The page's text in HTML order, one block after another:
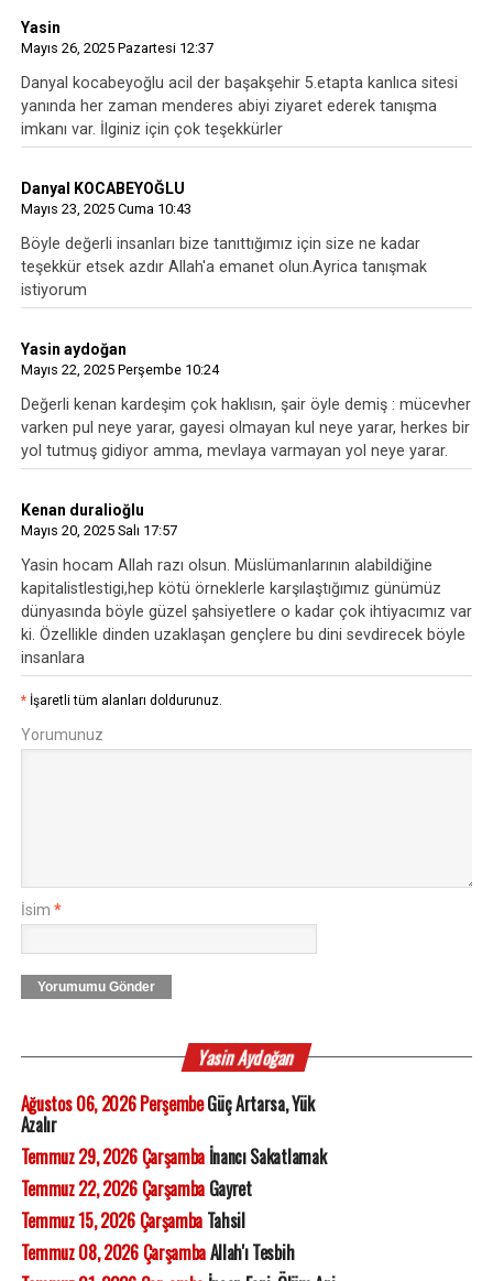
Yasin
Mayıs 26, 2025 Pazartesi 12:37
Danyal kocabeyoğlu acil der başakşehir 5.etapta kanlıca sitesi
yanında her zaman menderes abiyi ziyaret ederek tanışma
imkanı var. İlginiz için çok teşekkürler
Danyal KOCABEYOĞLU
Mayıs 23, 2025 Cuma 10:43
Böyle değerli insanları bize tanıttığımız için size ne kadar
teşekkür etsek azdır Allah'a emanet olun.Ayrica tanışmak
istiyorum
Yasin aydoğan
Mayıs 22, 2025 Perşembe 10:24
Değerli kenan kardeşim çok haklısın, şair öyle demiş : mücevher
varken pul neye yarar, gayesi olmayan kul neye yarar, herkes bir
yol tutmuş gidiyor amma, mevlaya varmayan yol neye yarar.
Kenan duralioğlu
Mayıs 20, 2025 Salı 17:57
Yasin hocam Allah razı olsun. Müslümanlarının alabildiğine
kapitalistlestigi,hep kötü örneklerle karşılaştığımız günümüz
dünyasında böyle güzel şahsiyetlere o kadar çok ihtiyacımız var
ki. Özellikle dinden uzaklaşan gençlere bu dini sevdirecek böyle
insanlara
* İşaretli tüm alanları doldurunuz.
Yorumunuz
İsim *
Yorumumu Gönder
Yasin Aydoğan
Ağustos 06, 2026 PerşembeGüç Artarsa, Yük
Azalır
Temmuz 29, 2026 Çarşambaİnancı Sakatlamak
Temmuz 22, 2026 ÇarşambaGayret
Temmuz 15, 2026 ÇarşambaTahsil
Temmuz 08, 2026 ÇarşambaAllah'ı Tesbih